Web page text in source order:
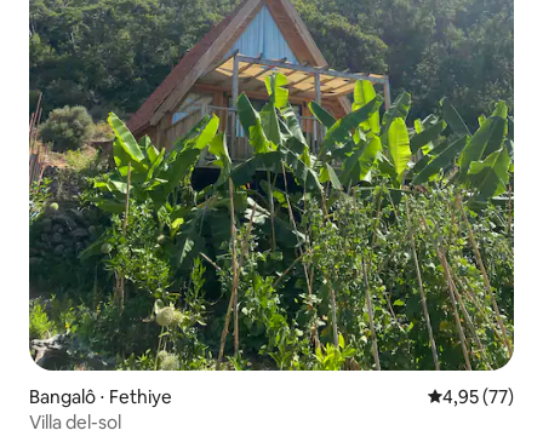
Bangalô ⋅ Fethiye 4,95 de uma
4,95 (77)
Villa del-sol